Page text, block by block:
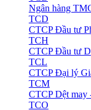
Ngân hàng
TCD
CTCP Đầu tư
TCH
CTCP Đầu tư
TCL
CTCP Đại lý
TCM
CTCP Dệt
TCO